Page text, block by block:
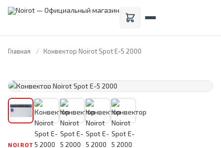
Главная Конвектор Noirot Spot E-5 2000
FRANCE · 1946
NOIROT